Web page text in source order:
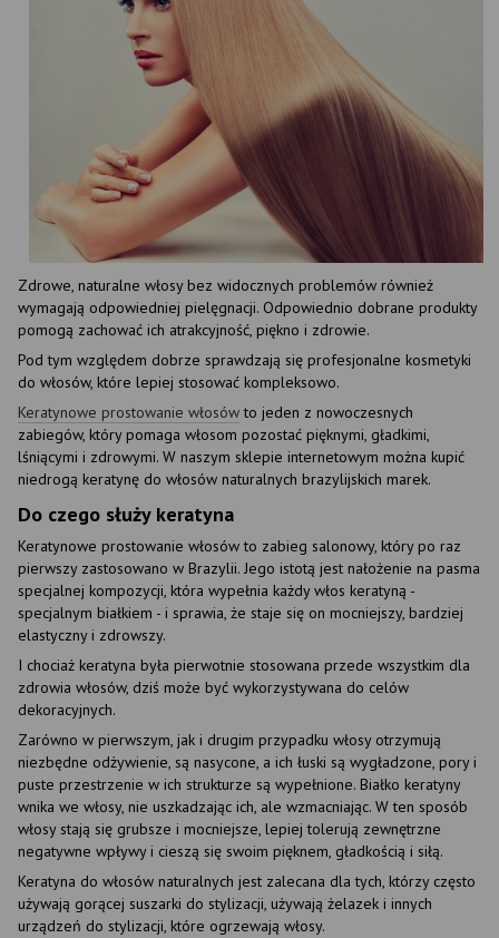
Zdrowe, naturalne włosy bez widocznych problemów również
wymagają odpowiedniej pielęgnacji. Odpowiednio dobrane produkty
pomogą zachować ich atrakcyjność, piękno i zdrowie.
Pod tym względem dobrze sprawdzają się profesjonalne kosmetyki
do włosów, które lepiej stosować kompleksowo.
Keratynowe prostowanie włosówto jeden z nowoczesnych
zabiegów, który pomaga włosom pozostać pięknymi, gładkimi,
lśniącymi i zdrowymi. W naszym sklepie internetowym można kupić
niedrogą keratynę do włosów naturalnych brazylijskich marek.
Do czego służy keratyna
Keratynowe prostowanie włosów to zabieg salonowy, który po raz
pierwszy zastosowano w Brazylii. Jego istotą jest nałożenie na pasma
specjalnej kompozycji, która wypełnia każdy włos keratyną -
specjalnym białkiem - i sprawia, że staje się on mocniejszy, bardziej
elastyczny i zdrowszy.
I chociaż keratyna była pierwotnie stosowana przede wszystkim dla
zdrowia włosów, dziś może być wykorzystywana do celów
dekoracyjnych.
Zarówno w pierwszym, jak i drugim przypadku włosy otrzymują
niezbędne odżywienie, są nasycone, a ich łuski są wygładzone, pory i
puste przestrzenie w ich strukturze są wypełnione. Białko keratyny
wnika we włosy, nie uszkadzając ich, ale wzmacniając. W ten sposób
włosy stają się grubsze i mocniejsze, lepiej tolerują zewnętrzne
negatywne wpływy i cieszą się swoim pięknem, gładkością i siłą.
Keratyna do włosów naturalnych jest zalecana dla tych, którzy często
używają gorącej suszarki do stylizacji, używają żelazek i innych
urządzeń do stylizacji, które ogrzewają włosy.